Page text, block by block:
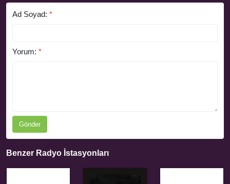
Ad Soyad: *
Yorum: *
Gönder
Benzer Radyo İstasyonları